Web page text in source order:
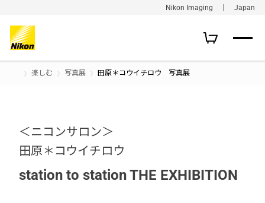
Nikon Imaging ｜ Japan
楽しむ 写真展 田原＊コウイチロウ 写真展
＜ニコンサロン＞
田原＊コウイチロウ
station to station THE EXHIBITION